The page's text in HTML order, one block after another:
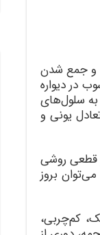
و جمع شدن
در دیواره
به سلول‌های
یونی و
قطعی روشی
بروز
کم‌چربی،